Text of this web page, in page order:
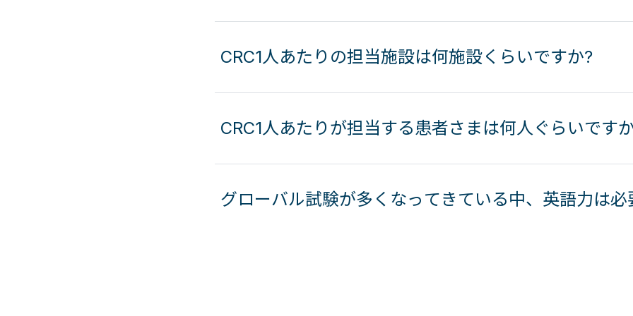
CRC1人あたりの担当施設は何施設くらいですか?
CRC1人あたりが担当する患者さまは何人ぐらいです
グローバル試験が多くなってきている中、英語力は必